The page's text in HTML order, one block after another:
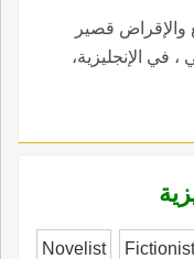
قصير
في الإنجليزية،
Novelist Fictionist